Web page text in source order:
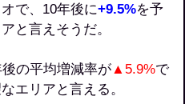
で、10年後に+9.5%を予
と言えそうだ。
の平均増減率が▲5.9%で
エリアと言える。